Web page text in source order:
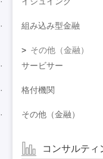
組み込み型金融
その他（金融）
サービサー
格付機関
その他（金融）
コンサルティ